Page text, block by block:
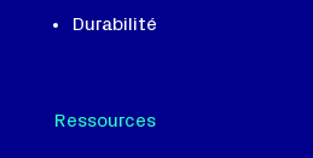
Durabilité
Ressources